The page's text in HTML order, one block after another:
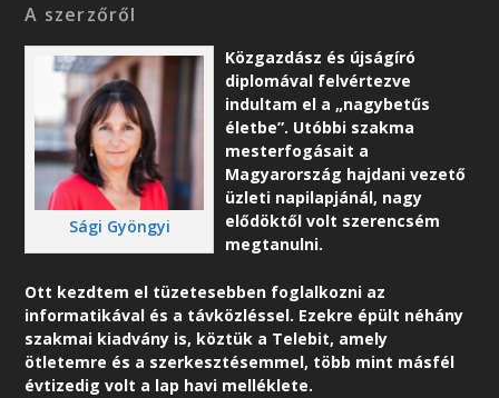
A szerzőről
Sági Gyöngyi
Közgazdász és újságíró
diplomával felvértezve
indultam el a „nagybetűs
életbe”. Utóbbi szakma
mesterfogásait a
Magyarország hajdani vezető
üzleti napilapjánál, nagy
elődöktől volt szerencsém
megtanulni.
Ott kezdtem el tüzetesebben foglalkozni az
informatikával és a távközléssel. Ezekre épült néhány
szakmai kiadvány is, köztük a Telebit, amely
ötletemre és a szerkesztésemmel, több mint másfél
évtizedig volt a lap havi melléklete.